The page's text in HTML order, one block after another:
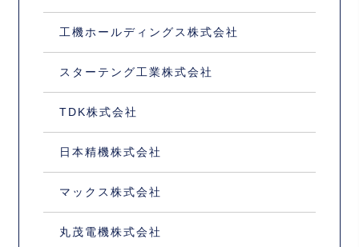
工機ホールディングス株式会社
スターテング工業株式会社
TDK株式会社
日本精機株式会社
マックス株式会社
丸茂電機株式会社